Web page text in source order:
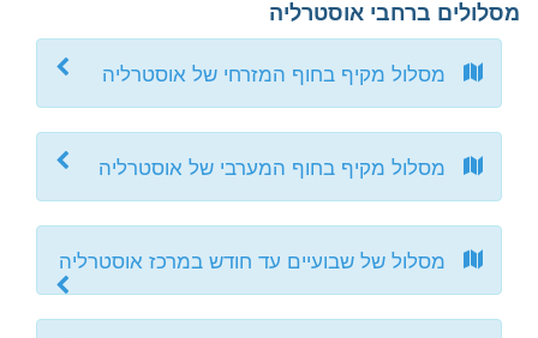
מסלולים ברחבי אוסטרליה
מסלול מקיף בחוף המזרחי של אוסטרליה
מסלול מקיף בחוף המערבי של אוסטרליה
מסלול של שבועיים עד חודש במרכז אוסטרליה